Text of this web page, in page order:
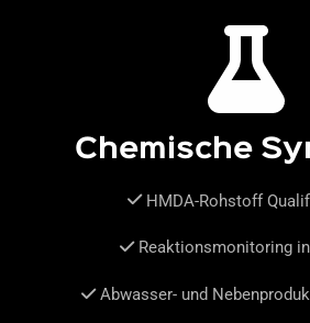
Chemische
HMDA-Rohstoff
Reaktionsmonitoring
Abwasser- und